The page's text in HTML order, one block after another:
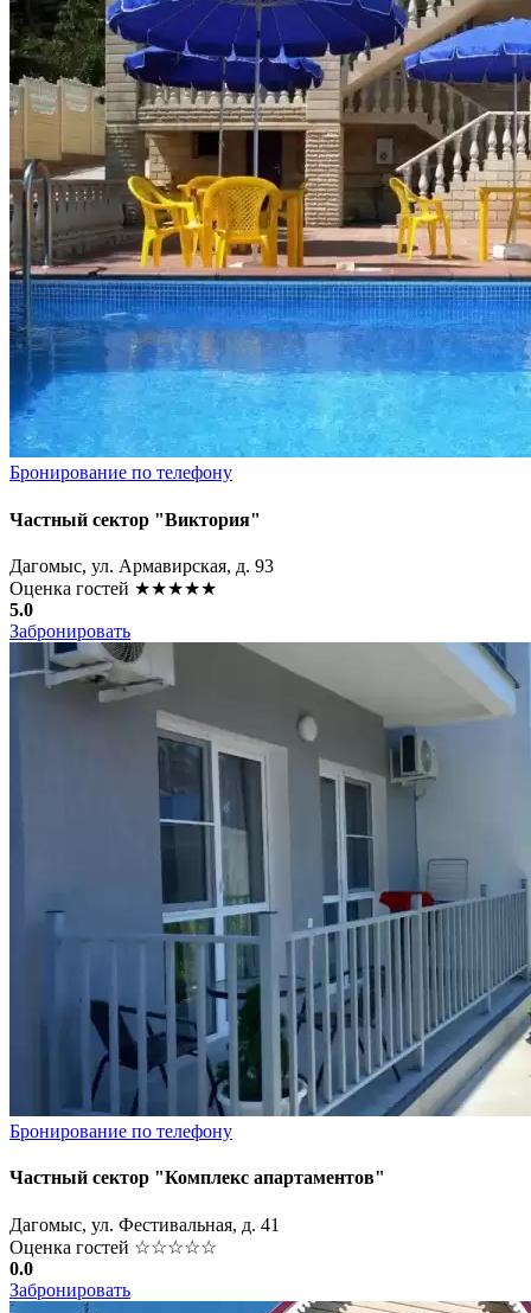
Бронирование по телефону
Частный сектор "Виктория"
Дагомыс, ул. Армавирская, д. 93
Оценка гостей ★★★★★
5.0
Забронировать
Бронирование по телефону
Частный сектор "Комплекс апартаментов"
Дагомыс, ул. Фестивальная, д. 41
Оценка гостей ☆☆☆☆☆
0.0
Забронировать